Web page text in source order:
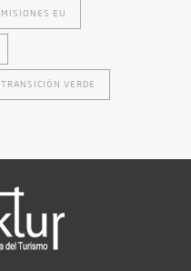
MISIONES EU
TRANSICIÓN VERDE